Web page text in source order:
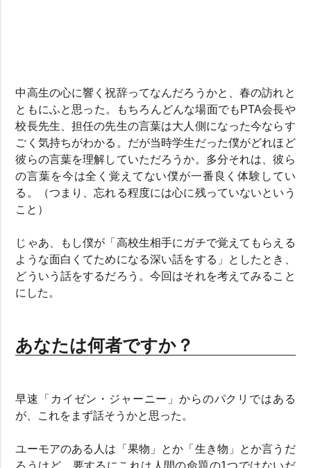
中高生の心に響く祝辞ってなんだろうかと、春の訪れと
ともにふと思った。もちろんどんな場面でもPTA会長や
校長先生、担任の先生の言葉は大人側になった今ならす
ごく気持ちがわかる。だが当時学生だった僕がどれほど
彼らの言葉を理解していただろうか。多分それは、彼ら
の言葉を今は全く覚えてない僕が一番良く体験してい
る。（つまり、忘れる程度には心に残っていないという
こと）
じゃあ、もし僕が「高校生相手にガチで覚えてもらえる
ような面白くてためになる深い話をする」としたとき、
どういう話をするだろう。今回はそれを考えてみること
にした。
あなたは何者ですか？
早速「カイゼン・ジャーニー」からのパクリではある
が、これをまず話そうかと思った。
ユーモアのある人は「果物」とか「生き物」とか言うだ
ろうけど、要するにこれは人間の命題の1つではないだ